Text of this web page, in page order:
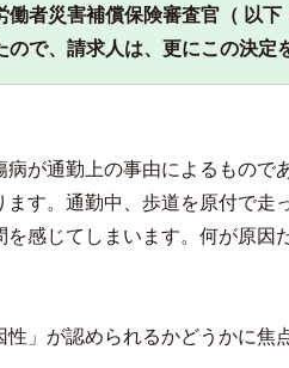
働者災害補償保険審査官（ 以
ので、請求人は、更にこの決定
病が通勤上の事由によるもの
ます。通勤中、歩道を原付で
感じてしまいます。何が原因
」が認められるかどうかに焦